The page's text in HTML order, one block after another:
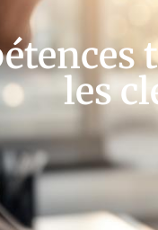
les